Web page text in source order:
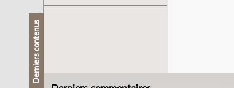
Derniers contenus